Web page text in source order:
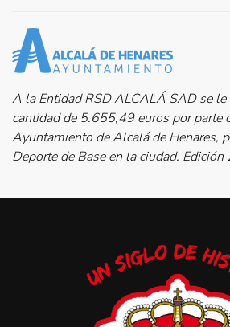
A la Entidad RSD ALCALÁ SAD se le
cantidad de 5.655,49 euros por parte
Ayuntamiento de Alcalá de Henares,
Deporte de Base en la ciudad.